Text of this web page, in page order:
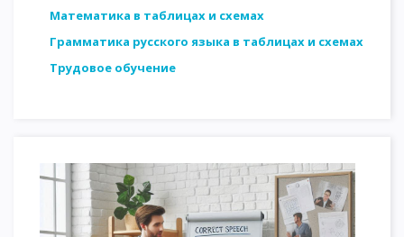
Математика в таблицах и схемах
Грамматика русского языка в таблицах и схемах
Трудовое обучение